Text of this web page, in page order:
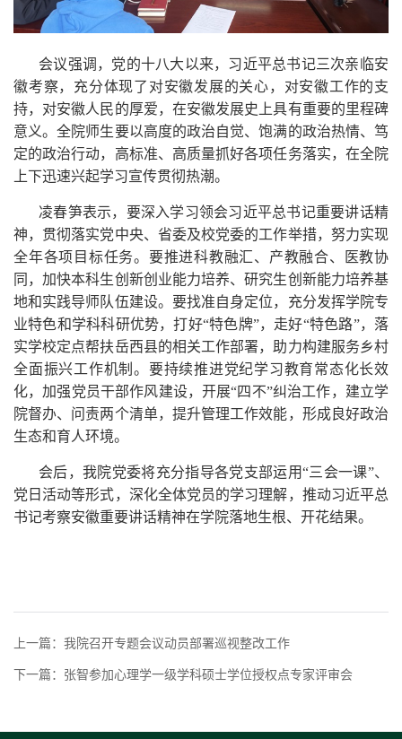
会议强调，党的十八大以来，习近平总书记三次亲临安
徽考察，充分体现了对安徽发展的关心，对安徽工作的支
持，对安徽人民的厚爱，在安徽发展史上具有重要的里程碑
意义。全院师生要以高度的政治自觉、饱满的政治热情、笃
定的政治行动，高标准、高质量抓好各项任务落实，在全院
上下迅速兴起学习宣传贯彻热潮。
凌春笋表示，要深入学习领会习近平总书记重要讲话精
神，贯彻落实党中央、省委及校党委的工作举措，努力实现
全年各项目标任务。要推进科教融汇、产教融合、医教协
同，加快本科生创新创业能力培养、研究生创新能力培养基
地和实践导师队伍建设。要找准自身定位，充分发挥学院专
业特色和学科科研优势，打好“特色牌”，走好“特色路”，落
实学校定点帮扶岳西县的相关工作部署，助力构建服务乡村
全面振兴工作机制。要持续推进党纪学习教育常态化长效
化，加强党员干部作风建设，开展“四不”纠治工作，建立学
院督办、问责两个清单，提升管理工作效能，形成良好政治
生态和育人环境。
会后，我院党委将充分指导各党支部运用“三会一课”、
党日活动等形式，深化全体党员的学习理解，推动习近平总
书记考察安徽重要讲话精神在学院落地生根、开花结果。
上一篇：我院召开专题会议动员部署巡视整改工作
下一篇：张智参加心理学一级学科硕士学位授权点专家评审会